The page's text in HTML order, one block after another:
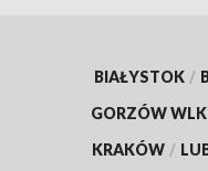
BIAŁYSTOK /
GORZÓW
KRAKÓW /